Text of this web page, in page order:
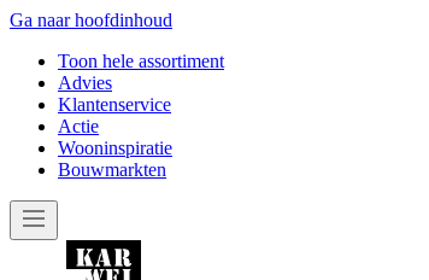
Ga naar hoofdinhoud
Toon hele assortiment
Advies
Klantenservice
Actie
Wooninspiratie
Bouwmarkten